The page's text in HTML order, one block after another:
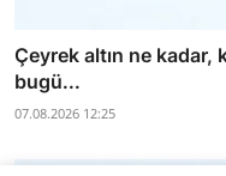
Çeyrek altın ne kadar,
bugü...
07.08.2026 12:25